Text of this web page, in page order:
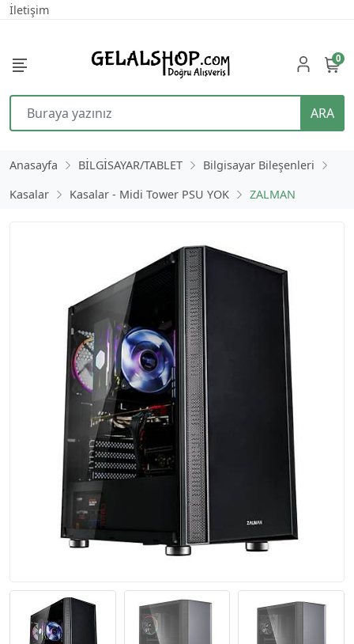
İletişim
ARA
0
Anasayfa BİLGİSAYAR/TABLET
Bilgisayar Bileşenleri
Kasalar
Kasalar - Midi Tower PSU YOK ZALMAN